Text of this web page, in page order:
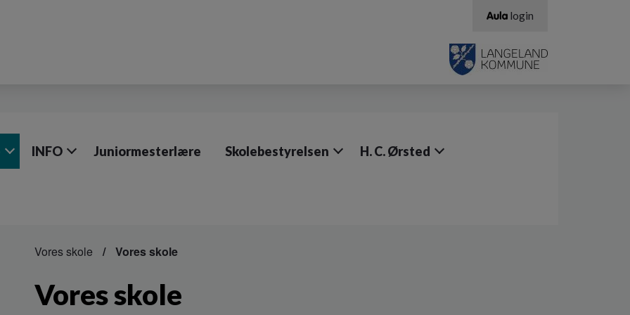
login
INFO Juniormesterlære Skolebestyrelsen H. C. Ørsted
Vores skole Vores skole
Vores skole